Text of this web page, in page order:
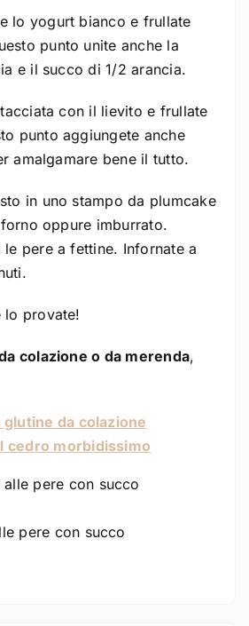
lo yogurt bianco e frullate
punto unite anche la
e il succo di 1/2 arancia.
con il lievito e frullate
punto aggiungete anche
amalgamare bene il tutto.
in uno stampo da plumcake
oppure imburrato.
pere a fettine. Infornate a
lo provate!
colazione o da merenda,
da colazione
cedro morbidissimo
pere con succo